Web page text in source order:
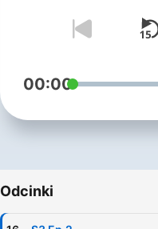
00:00
Odcinki